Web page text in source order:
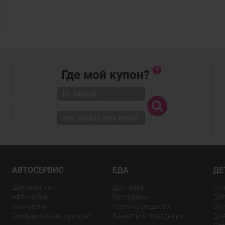
Где мой купон?
АВТОСЕРВИС
Шиномонтаж
Автомойки
Химчистки
Обслуживание и ремонт
ЕДА
Доставка
Рестораны
Торты и сладости
Банкеты и праздники